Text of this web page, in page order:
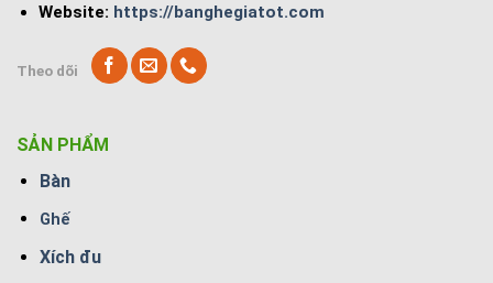
Website: https://banghegiatot.com
Theo dõi
SẢN PHẨM
Bàn
Ghế
Xích đu